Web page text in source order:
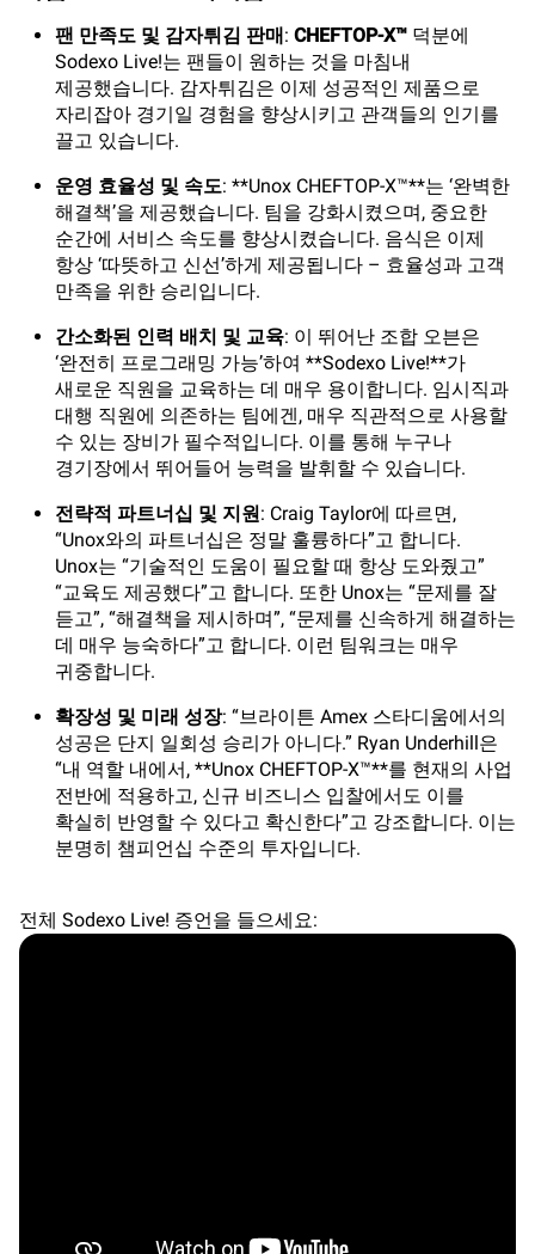
팬 만족도 및 감자튀김 판매: CHEFTOP-X™ 덕분에
Sodexo Live!는 팬들이 원하는 것을 마침내
제공했습니다. 감자튀김은 이제 성공적인 제품으로
자리잡아 경기일 경험을 향상시키고 관객들의 인기를
끌고 있습니다.
운영 효율성 및 속도: **Unox CHEFTOP-X™**는 ‘완벽한
해결책’을 제공했습니다. 팀을 강화시켰으며, 중요한
순간에 서비스 속도를 향상시켰습니다. 음식은 이제
항상 ‘따뜻하고 신선’하게 제공됩니다 – 효율성과 고객
만족을 위한 승리입니다.
간소화된 인력 배치 및 교육: 이 뛰어난 조합 오븐은
‘완전히 프로그래밍 가능’하여 **Sodexo Live!**가
새로운 직원을 교육하는 데 매우 용이합니다. 임시직과
대행 직원에 의존하는 팀에겐, 매우 직관적으로 사용할
수 있는 장비가 필수적입니다. 이를 통해 누구나
경기장에서 뛰어들어 능력을 발휘할 수 있습니다.
전략적 파트너십 및 지원: Craig Taylor에 따르면,
“Unox와의 파트너십은 정말 훌륭하다”고 합니다.
Unox는 “기술적인 도움이 필요할 때 항상 도와줬고”
“교육도 제공했다”고 합니다. 또한 Unox는 “문제를 잘
듣고”, “해결책을 제시하며”, “문제를 신속하게 해결하는
데 매우 능숙하다”고 합니다. 이런 팀워크는 매우
귀중합니다.
확장성 및 미래 성장: “브라이튼 Amex 스타디움에서의
성공은 단지 일회성 승리가 아니다.” Ryan Underhill은
“내 역할 내에서, **Unox CHEFTOP-X™**를 현재의 사업
전반에 적용하고, 신규 비즈니스 입찰에서도 이를
확실히 반영할 수 있다고 확신한다”고 강조합니다. 이는
분명히 챔피언십 수준의 투자입니다.
전체 Sodexo Live! 증언을 들으세요: